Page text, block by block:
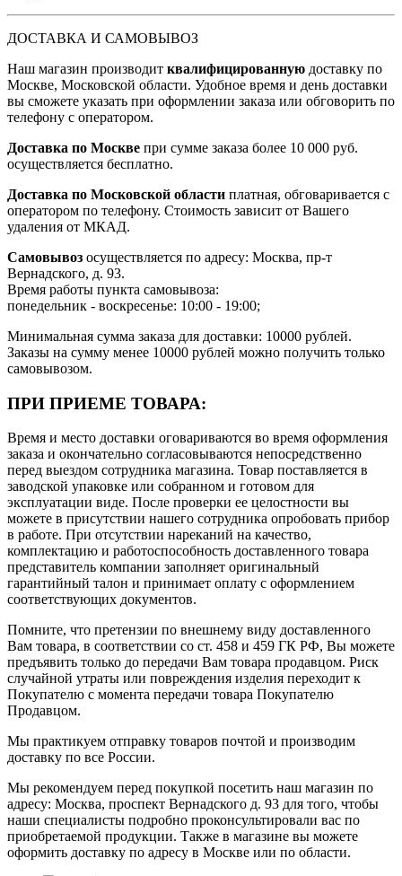
ДОСТАВКА И САМОВЫВОЗ
Наш магазин производит квалифицированную доставку по
Москве, Московской области. Удобное время и день доставки
вы сможете указать при оформлении заказа или обговорить по
телефону с оператором.
Доставка по Москве при сумме заказа более 10 000 руб.
осуществляется бесплатно.
Доставка по Московской области платная, обговаривается с
оператором по телефону. Стоимость зависит от Вашего
удаления от МКАД.
Самовывоз осуществляется по адресу: Москва, пр-т
Вернадского, д. 93.
Время работы пункта самовывоза:
понедельник - воскресенье: 10:00 - 19:00;
Минимальная сумма заказа для доставки: 10000 рублей.
Заказы на сумму менее 10000 рублей можно получить только
самовывозом.
ПРИ ПРИЕМЕ ТОВАРА:
Время и место доставки оговариваются во время оформления
заказа и окончательно согласовываются непосредственно
перед выездом сотрудника магазина. Товар поставляется в
заводской упаковке или собранном и готовом для
эксплуатации виде. После проверки ее целостности вы
можете в присутствии нашего сотрудника опробовать прибор
в работе. При отсутствии нареканий на качество,
комплектацию и работоспособность доставленного товара
представитель компании заполняет оригинальный
гарантийный талон и принимает оплату с оформлением
соответствующих документов.
Помните, что претензии по внешнему виду доставленного
Вам товара, в соответствии со ст. 458 и 459 ГК РФ, Вы можете
предъявить только до передачи Вам товара продавцом. Риск
случайной утраты или повреждения изделия переходит к
Покупателю с момента передачи товара Покупателю
Продавцом.
Мы практикуем отправку товаров почтой и производим
доставку по все России.
Мы рекомендуем перед покупкой посетить наш магазин по
адресу: Москва, проспект Вернадского д. 93 для того, чтобы
наши специалисты подробно проконсультировали вас по
приобретаемой продукции. Также в магазине вы можете
оформить доставку по адресу в Москве или по области.